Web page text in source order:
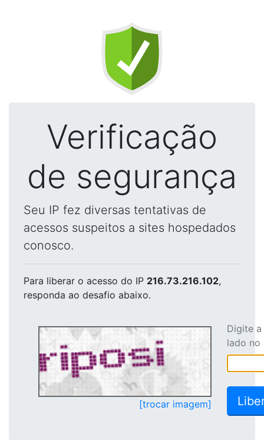
Verificação
de segurança
Seu IP fez diversas tentativas de
acessos suspeitos a sites hospedados
conosco.
Para liberar o acesso do IP 216.73.216.102,
responda ao desafio abaixo.
[trocar imagem]
Digite
lado no